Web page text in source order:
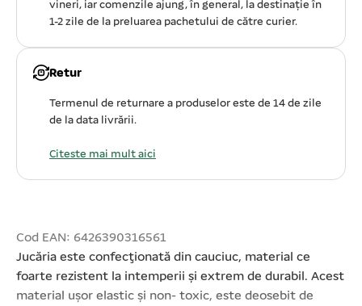
vineri, iar comenzile ajung, în general, la destinație în
1-2 zile de la preluarea pachetului de către curier.
Retur
Termenul de returnare a produselor este de 14 de zile
de la data livrării.
Citeste mai mult aici
Cod EAN: 6426390316561
Jucăria este confecţionată din cauciuc, material ce
foarte rezistent la intemperii şi extrem de durabil. Acest
material uşor elastic şi non- toxic, este deosebit de